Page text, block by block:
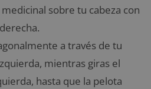
sobre tu cabeza con
a través de tu
mientras giras el
hasta que la pelota